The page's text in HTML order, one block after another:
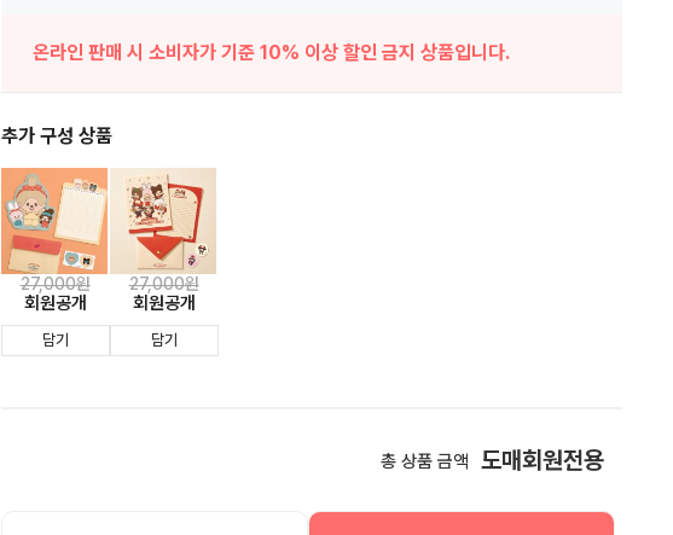
온라인 판매 시 소비자가 기준 10% 이상 할인 금지 상품입니다.
추가 구성 상품
27,000원
회원공개
담기
27,000원
회원공개
담기
총 상품 금액 도매회원전용